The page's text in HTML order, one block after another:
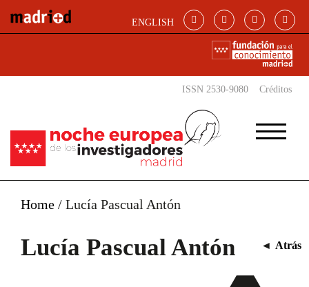
ENGLISH
ISSN 2530-9080 Créditos
Home / Lucía Pascual Antón
Lucía Pascual Antón ◄ Atrás